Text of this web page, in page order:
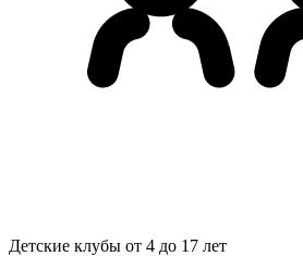
Детские клубы от 4 до 17 лет